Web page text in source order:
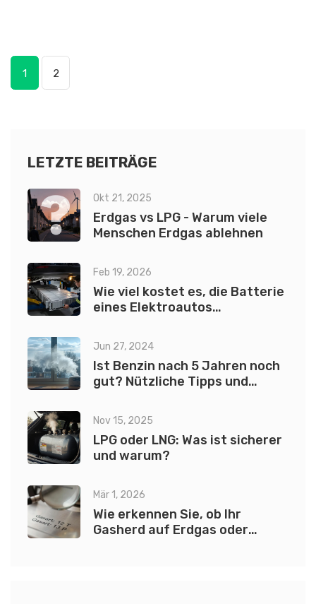
Recycling der Batterien. Auch die Bedeutung von seltenen
Erden und die sozialen Folgen eines solchen Umbruchs
1 2
LETZTE BEITRÄGE
Okt 21, 2025
Erdgas vs LPG - Warum viele
Menschen Erdgas ablehnen
Feb 19, 2026
Wie viel kostet es, die Batterie
eines Elektroautos
Jun 27, 2024
Ist Benzin nach 5 Jahren noch
gut? Nützliche Tipps und
Nov 15, 2025
LPG oder LNG: Was ist sicherer
und warum?
Mär 1, 2026
Wie erkennen Sie, ob Ihr
Gasherd auf Erdgas oder